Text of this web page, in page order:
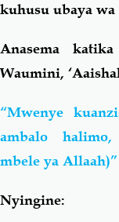
kuhusu ubaya
Anasema
Waumini,
“Mwenye
ambalo
mbele ya Allaah)”
Nyingine: